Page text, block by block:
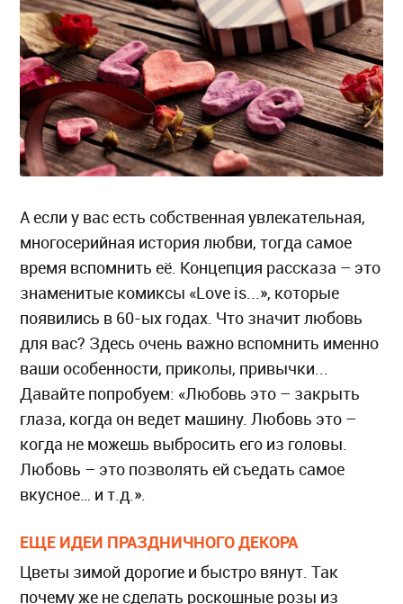
А если у вас есть собственная увлекательная,
многосерийная история любви, тогда самое
время вспомнить её. Концепция рассказа – это
знаменитые комиксы «Love is...», которые
появились в 60-ых годах. Что значит любовь
для вас? Здесь очень важно вспомнить именно
ваши особенности, приколы, привычки...
Давайте попробуем: «Любовь это – закрыть
глаза, когда он ведет машину. Любовь это –
когда не можешь выбросить его из головы.
Любовь – это позволять ей съедать самое
вкусное… и т.д.».
ЕЩЕ ИДЕИ ПРАЗДНИЧНОГО ДЕКОРА
Цветы зимой дорогие и быстро вянут. Так
почему же не сделать роскошные розы из